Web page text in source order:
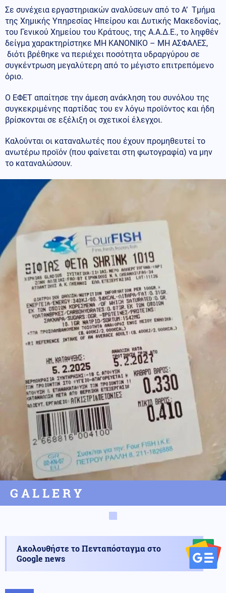
Σε συνέχεια εργαστηριακών αναλύσεων από το Α’ Τμήμα
της Χημικής Υπηρεσίας Ηπείρου και Δυτικής Μακεδονίας,
του Γενικού Χημείου του Κράτους, της Α.Α.Δ.Ε., το ληφθέν
δείγμα χαρακτηρίστηκε ΜΗ ΚΑΝΟΝΙΚΟ – ΜΗ ΑΣΦΑΛΕΣ,
διότι βρέθηκε να περιέχει ποσότητα υδραργύρου σε
συγκέντρωση μεγαλύτερη από το μέγιστο επιτρεπόμενο
όριο.
Ο ΕΦΕΤ απαίτησε την άμεση ανάκληση του συνόλου της
συγκεκριμένης παρτίδας του εν λόγω προϊόντος και ήδη
βρίσκονται σε εξέλιξη οι σχετικοί έλεγχοι.
Καλούνται οι καταναλωτές που έχουν προμηθευτεί το
ανωτέρω προϊόν (που φαίνεται στη φωτογραφία) να μην
το καταναλώσουν.
GALLERY
Ακολουθήστε το Πενταπόσταγμα στο
Google news